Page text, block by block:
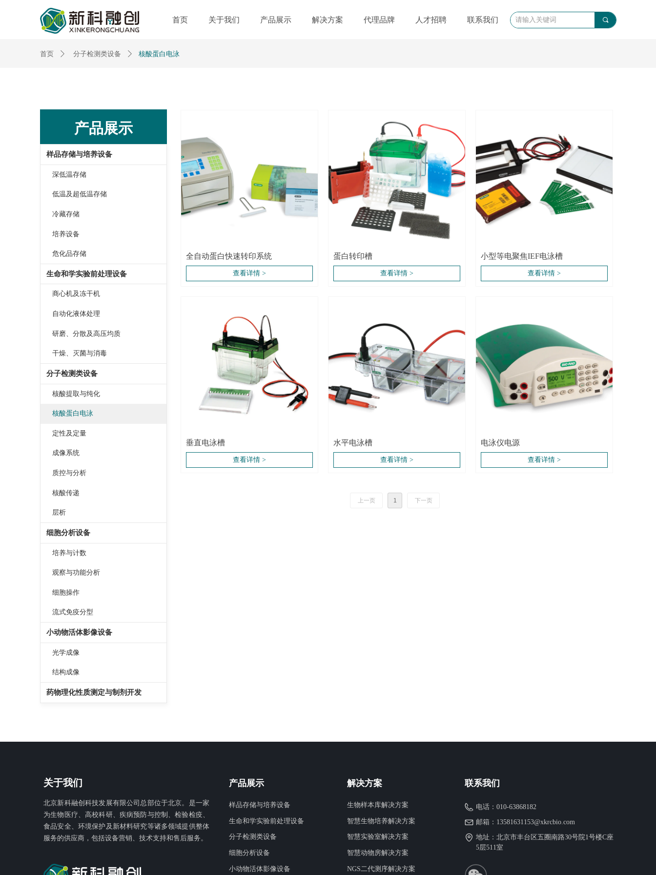
首页 关于我们 产品展示 解决方案 代理品牌 人才招聘 联系我们 끠
首页 ꄲ 分子检测类设备 ꄲ 核酸蛋白电泳
产品展示
样品存储与培养设备
深低温存储
低温及超低温存储
冷藏存储
培养设备
危化品存储
生命和学实验前处理设备
商心机及冻干机
自动化液体处理
研磨、分散及高压均质
干燥、灭菌与消毒
分子检测类设备
核酸提取与纯化
核酸蛋白电泳
定性及定量
成像系统
质控与分析
核酸传递
层析
细胞分析设备
培养与计数
观察与功能分析
细胞操作
流式免疫分型
小动物活体影像设备
光学成像
结构成像
药物理化性质测定与制剂开发
全自动蛋白快速转印系统
查看详情 >
蛋白转印槽
查看详情 >
小型等电聚焦IEF电泳槽
查看详情 >
垂直电泳槽
查看详情 >
水平电泳槽
查看详情 >
电泳仪电源
查看详情 >
上一页 1 下一页
关于我们
北京新科融创科技发展有限公司总部位于北京。是一家
为生物医疗、高校科研、疾病预防与控制、检验检疫、
食品安全、环境保护及新材料研究等诸多领域提供整体
服务的供应商，包括设备营销、技术支持和售后服务。
联系我们
电话： 010-63868182
邮箱： 13581631153@xkrcbio.com
地址： 北京市丰台区五圈南路30号院1号楼C座
5层511室
产品展示
样品存储与培养设备
生命和学实验前处理设备
分子检测类设备
细胞分析设备
小动物活体影像设备
解决方案
生物样本库解决方案
智慧生物培养解决方案
智慧实验室解决方案
智慧动物房解决方案
NGS二代测序解决方案